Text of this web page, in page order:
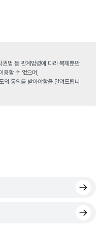
법 등 관계법령에 따라 복제뿐만
용할 수 없으며,
의 동의를 받아야함을 알려드립니